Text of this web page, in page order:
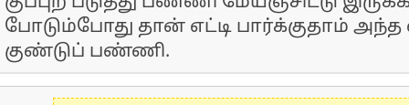
போடும்போது தான் எட்டி பார்க்குதாம்
குண்டுப் பண்ணி.